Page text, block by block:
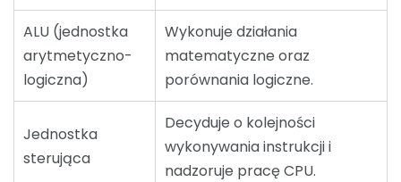
ALU (jednostka
arytmetyczno-
logiczna)
Wykonuje działania
matematyczne oraz
porównania logiczne.
Jednostka
sterująca
Decyduje o kolejności
wykonywania instrukcji i
nadzoruje pracę CPU.